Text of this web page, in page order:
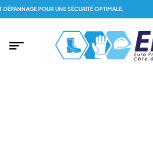
POUR UNE SÉCURITÉ OPTIMALE.